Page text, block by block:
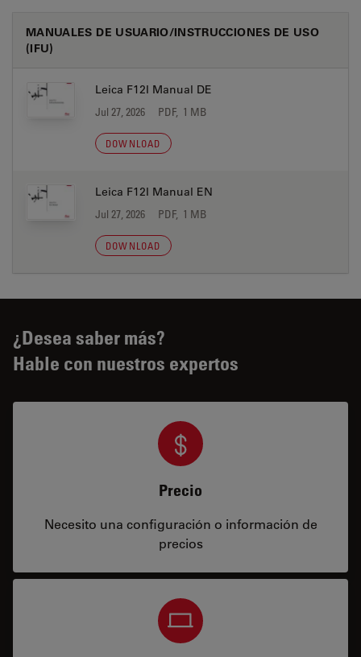
MANUALES DE USUARIO/INSTRUCCIONES DE USO
(IFU)
Leica F12I Manual DE
Jul 27, 2026 PDF, 1 MB
DOWNLOAD
Leica F12I Manual EN
Jul 27, 2026 PDF, 1 MB
DOWNLOAD
¿Desea saber más?
Hable con nuestros expertos
Precio
Necesito una configuración o información de
precios